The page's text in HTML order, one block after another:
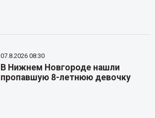
07.8.2026 08:30
В Нижнем Новгороде нашли
пропавшую 8-летнюю девочку